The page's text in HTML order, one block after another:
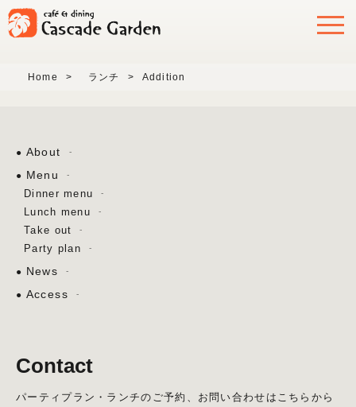
Home > ランチ > Addition
About
Menu
Dinner menu
Lunch menu
Take out
Party plan
News
Access
Contact
パーティプラン・ランチのご予約、お問い合わせはこちらから